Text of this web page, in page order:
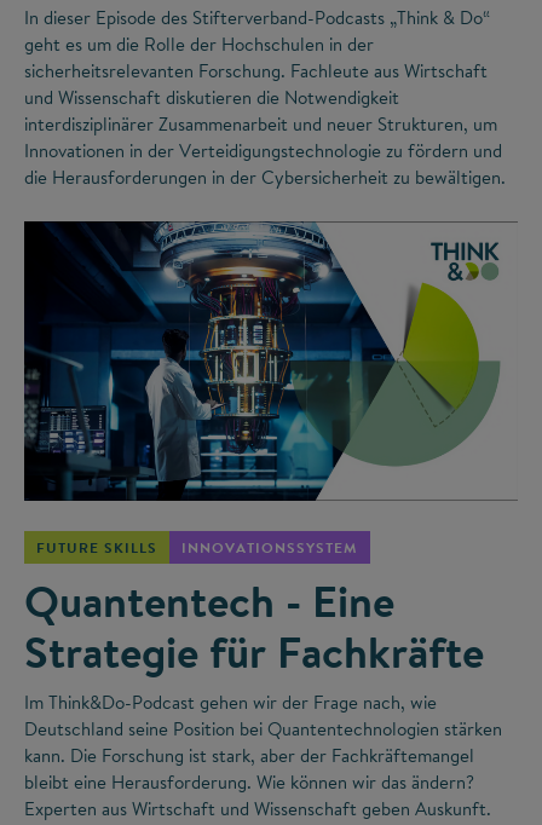
In dieser Episode des Stifterverband-Podcasts „Think & Do“
geht es um die Rolle der Hochschulen in der
sicherheitsrelevanten Forschung. Fachleute aus Wirtschaft
und Wissenschaft diskutieren die Notwendigkeit
interdisziplinärer Zusammenarbeit und neuer Strukturen, um
Innovationen in der Verteidigungstechnologie zu fördern und
die Herausforderungen in der Cybersicherheit zu bewältigen.
FUTURE SKILLS INNOVATIONSSYSTEM
Quantentech - Eine
Strategie für Fachkräfte
Im Think&Do-Podcast gehen wir der Frage nach, wie
Deutschland seine Position bei Quantentechnologien stärken
kann. Die Forschung ist stark, aber der Fachkräftemangel
bleibt eine Herausforderung. Wie können wir das ändern?
Experten aus Wirtschaft und Wissenschaft geben Auskunft.